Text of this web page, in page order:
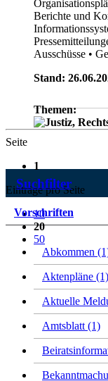
Berichte und
Ausschüsse •
Stand:
Themen:
Seite
1
Einträge pro Seite
10
20
50
Suchfilter
Vorschriften
Abkommen
Aktenpläne (1)
Aktuelle
Amtsblatt (1)